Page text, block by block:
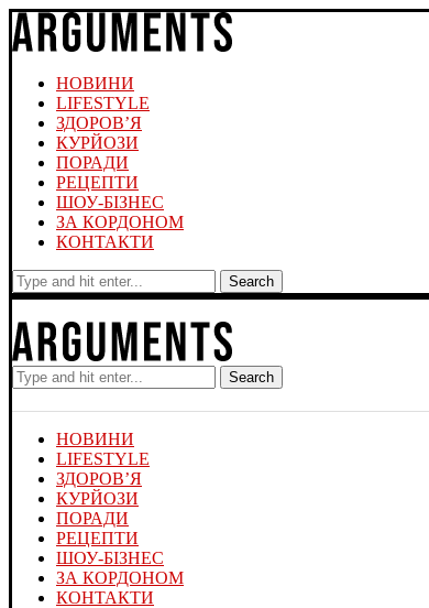
НОВИНИ
LIFESTYLE
ЗДОРОВ’Я
КУРЙОЗИ
ПОРАДИ
РЕЦЕПТИ
ШОУ-БІЗНЕС
ЗА КОРДОНОМ
КОНТАКТИ
Search
Search
НОВИНИ
LIFESTYLE
ЗДОРОВ’Я
КУРЙОЗИ
ПОРАДИ
РЕЦЕПТИ
ШОУ-БІЗНЕС
ЗА КОРДОНОМ
КОНТАКТИ